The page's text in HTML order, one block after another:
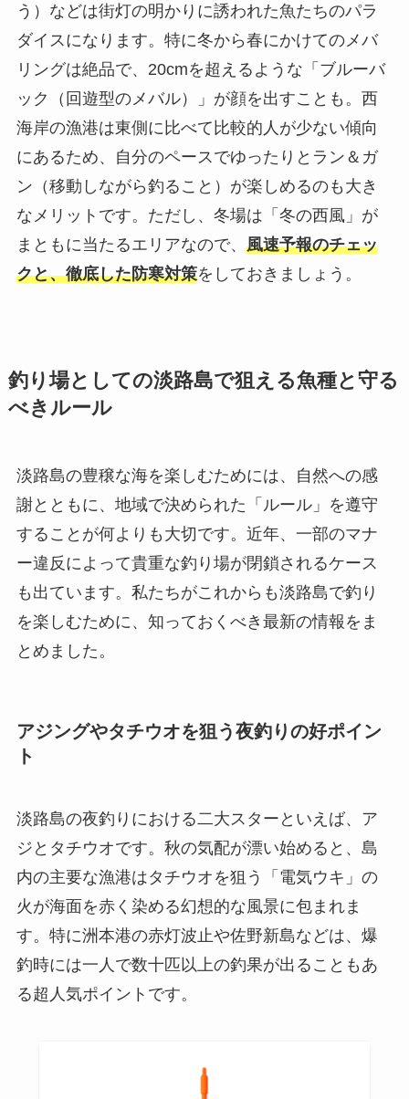
う）などは街灯の明かりに誘われた魚たちのパラ
ダイスになります。特に冬から春にかけてのメバ
リングは絶品で、20cmを超えるような「ブルーバ
ック（回遊型のメバル）」が顔を出すことも。西
海岸の漁港は東側に比べて比較的人が少ない傾向
にあるため、自分のペースでゆったりとラン＆ガ
ン（移動しながら釣ること）が楽しめるのも大き
なメリットです。ただし、冬場は「冬の西風」が
まともに当たるエリアなので、 風速予報のチェッ
クと、徹底した防寒対策をしておきましょう。
釣り場としての淡路島で狙える魚種と守る
べきルール
淡路島の豊穣な海を楽しむためには、自然への感
謝とともに、地域で決められた「ルール」を遵守
することが何よりも大切です。近年、一部のマナ
ー違反によって貴重な釣り場が閉鎖されるケース
も出ています。私たちがこれからも淡路島で釣り
を楽しむために、知っておくべき最新の情報をま
とめました。
アジングやタチウオを狙う夜釣りの好ポイン
ト
淡路島の夜釣りにおける二大スターといえば、ア
ジとタチウオです。秋の気配が漂い始めると、島
内の主要な漁港はタチウオを狙う「電気ウキ」の
火が海面を赤く染める幻想的な風景に包まれま
す。特に洲本港の赤灯波止や佐野新島などは、爆
釣時には一人で数十匹以上の釣果が出ることもあ
る超人気ポイントです。